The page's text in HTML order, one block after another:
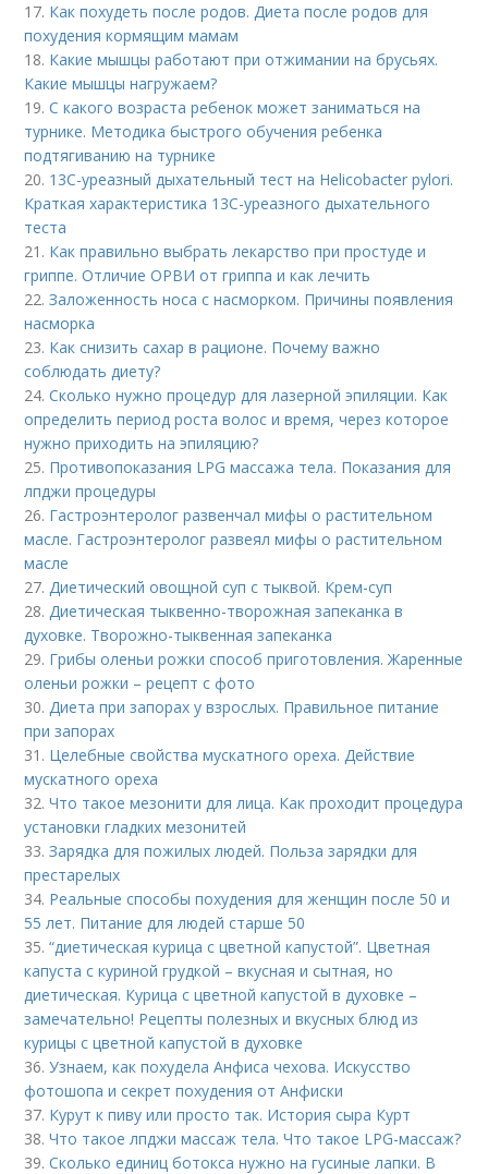
17. Как похудеть после родов. Диета после родов для
похудения кормящим мамам
18. Какие мышцы работают при отжимании на брусьях.
Какие мышцы нагружаем?
19.С какого возраста ребенок может заниматься на
турнике. Методика быстрого обучения ребенка
подтягиванию на турнике
20. 13С-уреазный дыхательный тест на Helicobacter pylori.
Краткая характеристика 13С-уреазного дыхательного
теста
21. Как правильно выбрать лекарство при простуде и
гриппе. Отличие ОРВИ от гриппа и как лечить
22.Заложенность носа с насморком. Причины появления
насморка
23. Как снизить сахар в рационе. Почему важно
соблюдать диету?
24.Сколько нужно процедур для лазерной эпиляции. Как
определить период роста волос и время, через которое
нужно приходить на эпиляцию?
25. Противопоказания LPG массажа тела. Показания для
лпджи процедуры
26. Гастроэнтеролог развенчал мифы о растительном
масле. Гастроэнтеролог развеял мифы о растительном
масле
27.Диетический овощной суп с тыквой. Крем-суп
28.Диетическая тыквенно-творожная запеканка в
духовке. Творожно-тыквенная запеканка
29. Грибы оленьи рожки способ приготовления. Жаренные
оленьи рожки – рецепт с фото
30.Диета при запорах у взрослых. Правильное питание
при запорах
31. Целебные свойства мускатного ореха. Действие
мускатного ореха
32.Что такое мезонити для лица. Как проходит процедура
установки гладких мезонитей
33.Зарядка для пожилых людей. Польза зарядки для
престарелых
34. Реальные способы похудения для женщин после 50 и
55 лет. Питание для людей старше 50
35.“диетическая курица с цветной капустой”. Цветная
капуста с куриной грудкой – вкусная и сытная, но
диетическая. Курица с цветной капустой в духовке –
замечательно! Рецепты полезных и вкусных блюд из
курицы с цветной капустой в духовке
36.Узнаем, как похудела Анфиса чехова. Искусство
фотошопа и секрет похудения от Анфиски
37. Курут к пиву или просто так. История сыра Курт
38.Что такое лпджи массаж тела. Что такое LPG-массаж?
39.Сколько единиц ботокса нужно на гусиные лапки. В